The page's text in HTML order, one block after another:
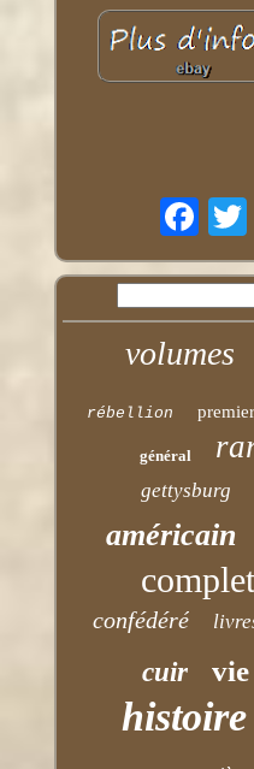
volumes
rébellion premier
général
gettysburg
américain
complet
confédéré
cuir vie
histoire